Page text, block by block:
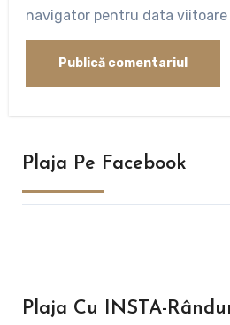
navigator pentru data viitoare
Plaja Pe Facebook
Plaja Cu INSTA-